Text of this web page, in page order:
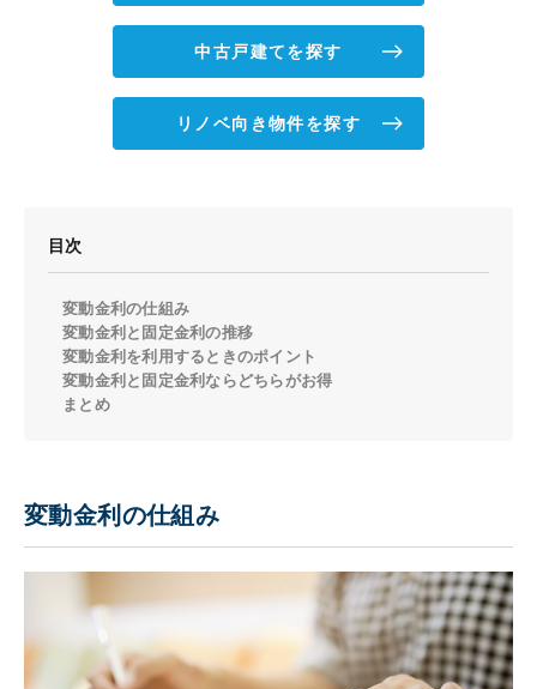
中古戸建てを探す
リノベ向き物件を探す
目次
変動金利の仕組み
変動金利と固定金利の推移
変動金利を利用するときのポイント
変動金利と固定金利ならどちらがお得
まとめ
変動金利の仕組み